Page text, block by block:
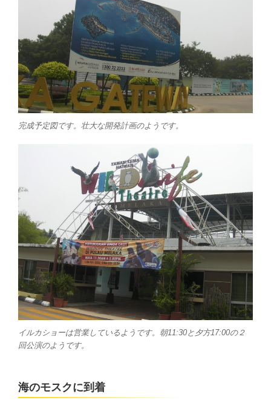
完成予定図です。壮大な開発計画のようです。
イルカショーは営業しているようです。朝11:30と夕方17:00の２
回公演のようです。
海のモスクに到着